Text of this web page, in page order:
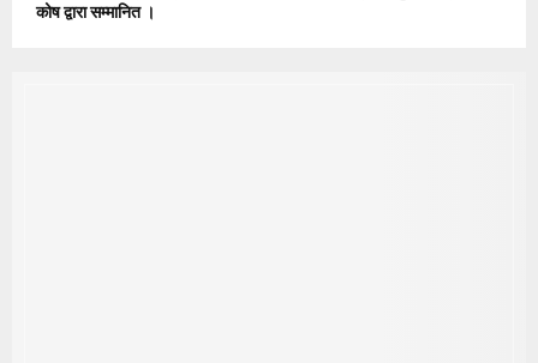
कोष द्वारा सम्मानित ।